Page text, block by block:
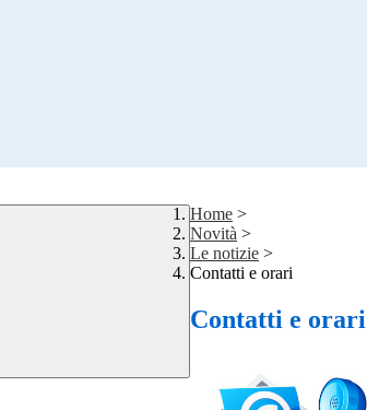
Home >
Novità >
Le notizie >
Contatti e orari
Contatti e orari